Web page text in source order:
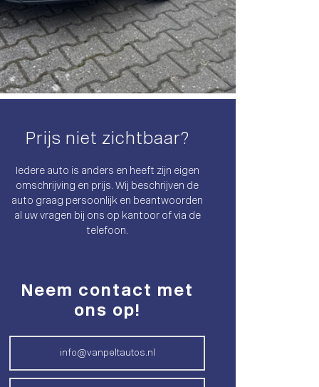
Prijs niet zichtbaar?
Iedere auto is anders en heeft zijn eigen
omschrijving en prijs. Wij beschrijven de
auto graag persoonlijk en beantwoorden
al uw vragen bij ons op kantoor of via de
telefoon.
Neem contact met
ons op!
info@vanpeltautos.nl